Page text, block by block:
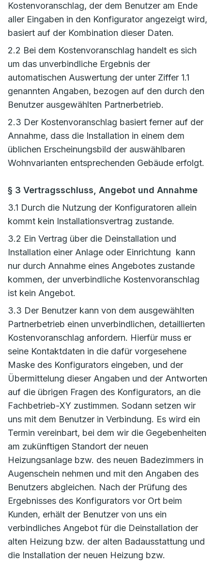
Kostenvoranschlag, der dem Benutzer am Ende
aller Eingaben in den Konfigurator angezeigt wird,
basiert auf der Kombination dieser Daten.
2.2 Bei dem Kostenvoranschlag handelt es sich
um das unverbindliche Ergebnis der
automatischen Auswertung der unter Ziffer 1.1
genannten Angaben, bezogen auf den durch den
Benutzer ausgewählten Partnerbetrieb.
2.3 Der Kostenvoranschlag basiert ferner auf der
Annahme, dass die Installation in einem dem
üblichen Erscheinungsbild der auswählbaren
Wohnvarianten entsprechenden Gebäude erfolgt.
§ 3 Vertragsschluss, Angebot und Annahme
3.1 Durch die Nutzung der Konfiguratoren allein
kommt kein Installationsvertrag zustande.
3.2 Ein Vertrag über die Deinstallation und
Installation einer Anlage oder Einrichtung kann
nur durch Annahme eines Angebotes zustande
kommen, der unverbindliche Kostenvoranschlag
ist kein Angebot.
3.3 Der Benutzer kann von dem ausgewählten
Partnerbetrieb einen unverbindlichen, detaillierten
Kostenvoranschlag anfordern. Hierfür muss er
seine Kontaktdaten in die dafür vorgesehene
Maske des Konfigurators eingeben, und der
Übermittelung dieser Angaben und der Antworten
auf die übrigen Fragen des Konfigurators, an die
Fachbetrieb-XY zustimmen. Sodann setzen wir
uns mit dem Benutzer in Verbindung. Es wird ein
Termin vereinbart, bei dem wir die Gegebenheiten
am zukünftigen Standort der neuen
Heizungsanlage bzw. des neuen Badezimmers in
Augenschein nehmen und mit den Angaben des
Benutzers abgleichen. Nach der Prüfung des
Ergebnisses des Konfigurators vor Ort beim
Kunden, erhält der Benutzer von uns ein
verbindliches Angebot für die Deinstallation der
alten Heizung bzw. der alten Badausstattung und
die Installation der neuen Heizung bzw.